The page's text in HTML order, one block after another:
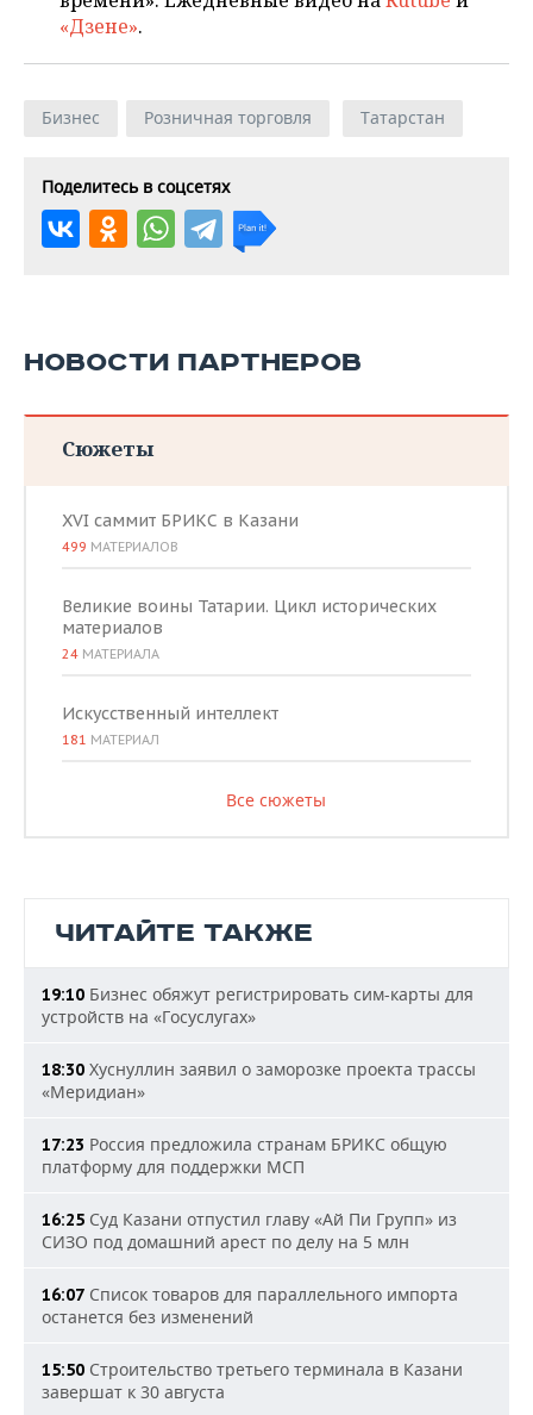
«Дзене».
Бизнес Розничная торговля Татарстан
Поделитесь в соцсетях
НОВОСТИ ПАРТНЕРОВ
Сюжеты
XVI саммит БРИКС в Казани
499 МАТЕРИАЛОВ
Великие воины Татарии. Цикл исторических
материалов
24 МАТЕРИАЛА
Искусственный интеллект
181 МАТЕРИАЛ
Все сюжеты
ЧИТАЙТЕ ТАКЖЕ
19:10 Бизнес обяжут регистрировать сим-карты для
устройств на «Госуслугах»
18:30 Хуснуллин заявил о заморозке проекта трассы
«Меридиан»
17:23 Россия предложила странам БРИКС общую
платформу для поддержки МСП
16:25 Суд Казани отпустил главу «Ай Пи Групп» из
СИЗО под домашний арест по делу на 5 млн
16:07 Список товаров для параллельного импорта
останется без изменений
15:50 Строительство третьего терминала в Казани
завершат к 30 августа